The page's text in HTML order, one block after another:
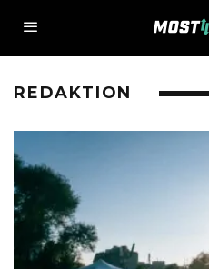
REDAKTION